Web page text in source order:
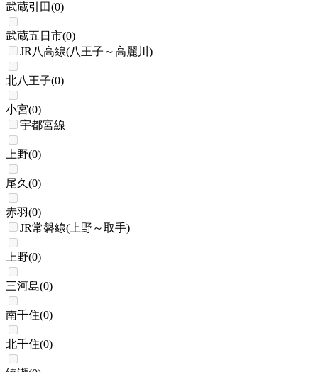
武蔵引田(0)
武蔵五日市(0)
JR八高線(八王子～高麗川)
北八王子(0)
小宮(0)
宇都宮線
上野(0)
尾久 (0)
赤羽(0)
JR常磐線(上野～取手)
上野(0)
三河島(0)
南千住(0)
北千住(0)